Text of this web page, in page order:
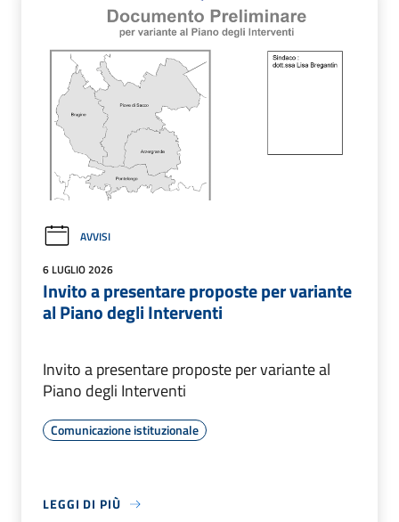
AVVISI
6 LUGLIO 2026
Invito a presentare proposte per variante
al Piano degli Interventi
Invito a presentare proposte per variante al
Piano degli Interventi
Comunicazione istituzionale
LEGGI DI PIÙ